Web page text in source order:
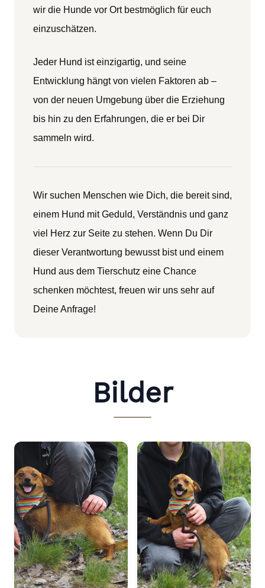
wir die Hunde vor Ort bestmöglich für euch
einzuschätzen.
Jeder Hund ist einzigartig, und seine
Entwicklung hängt von vielen Faktoren ab –
von der neuen Umgebung über die Erziehung
bis hin zu den Erfahrungen, die er bei Dir
sammeln wird.
Wir suchen Menschen wie Dich, die bereit sind,
einem Hund mit Geduld, Verständnis und ganz
viel Herz zur Seite zu stehen. Wenn Du Dir
dieser Verantwortung bewusst bist und einem
Hund aus dem Tierschutz eine Chance
schenken möchtest, freuen wir uns sehr auf
Deine Anfrage!
Bilder